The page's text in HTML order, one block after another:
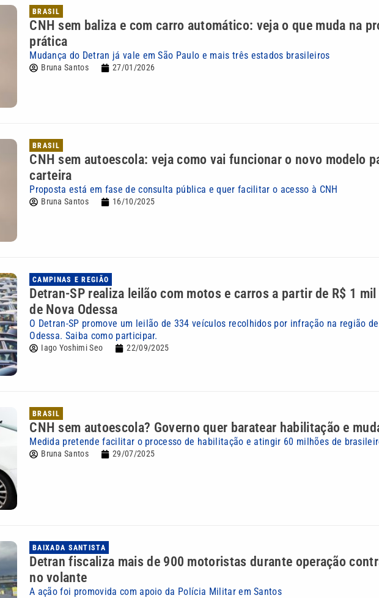
BRASIL
CNH sem baliza e com carro automático: veja o que muda na
prática
Mudança do Detran já vale em São Paulo e mais três estados brasileiros
Bruna Santos 27/01/2026
BRASIL
CNH sem autoescola: veja como vai funcionar o novo modelo
carteira
Proposta está em fase de consulta pública e quer facilitar o acesso à CNH
Bruna Santos 16/10/2025
CAMPINAS E REGIÃO
Detran-SP realiza leilão com motos e carros a partir de R$ 1
de Nova Odessa
O Detran-SP promove um leilão de 334 veículos recolhidos por infração na região
Odessa. Saiba como participar.
Iago Yoshimi Seo 22/09/2025
BRASIL
CNH sem autoescola? Governo quer baratear habilitação e
Medida pretende facilitar o processo de habilitação e atingir 60 milhões de
Bruna Santos 29/07/2025
BAIXADA SANTISTA
Detran fiscaliza mais de 900 motoristas durante operação
no volante
A ação foi promovida com apoio da Polícia Militar em Santos